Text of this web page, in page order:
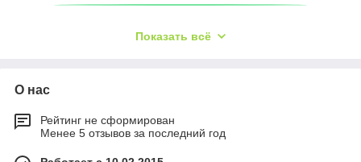
Показать всё
О нас
Рейтинг не сформирован
Менее 5 отзывов за последний год